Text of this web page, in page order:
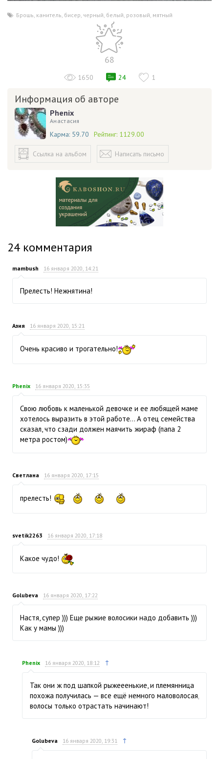
Брошь канитель бисер черный белый розовый мятный
68
1650 24 1
Информация об авторе
Phenix
Анастасия
Карма: 59.70 Рейтинг: 1129.00
Ссылка на альбом Написать письмо
24 комментария
mambush 16 января 2020, 14:21
Прелесть! Нежнятина!
Азия 16 января 2020, 15:21
Очень красиво и трогательно!
Phenix 16 января 2020, 15:35
Свою любовь к маленькой девочке и ее любящей маме
хотелось выразить в этой работе… А отец семейства
сказал, что сзади должен маячить жираф (папа 2
метра ростом)
Светлана 16 января 2020, 17:15
прелесть!
svetik2263 16 января 2020, 17:18
Какое чудо!
Golubeva 16 января 2020, 17:22
Настя, супер ))) Еще рыжие волосики надо добавить )))
Как у мамы )))
Phenix 16 января 2020, 18:12 ↑
Так они ж под шапкой рыжееенькие, и племянница
похожа получилась — все ещё немного маловолосая,
волосы только отрастать начинают!
Golubeva 16 января 2020, 19:31 ↑